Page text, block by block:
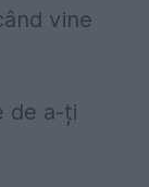
vine
de a-ți